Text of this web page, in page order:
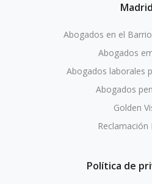
Madrid
Abogados en el
Abogados
Abogados laborales
Abogados
Golden
Reclamación
Política de